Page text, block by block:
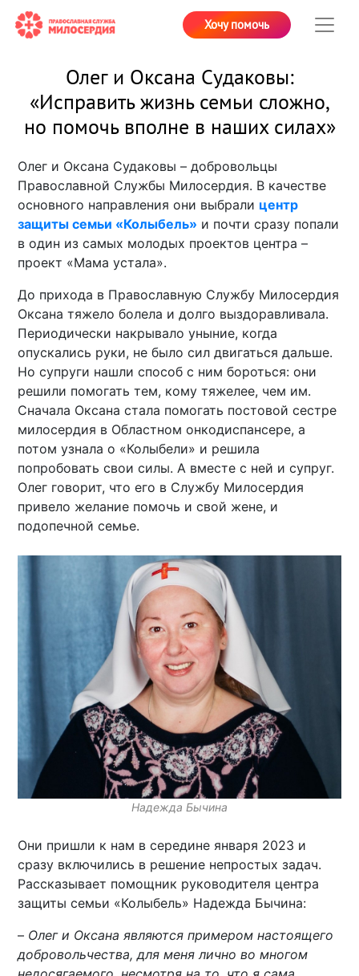
Хочу помочь
Олег и Оксана Судаковы:
«Исправить жизнь семьи сложно,
но помочь вполне в наших силах»
Олег и Оксана Судаковы – добровольцы
Православной Службы Милосердия. В качестве
основного направления они выбрали центр
защиты семьи «Колыбель» и почти сразу попали
в один из самых молодых проектов центра –
проект «Мама устала».
До прихода в Православную Службу Милосердия
Оксана тяжело болела и долго выздоравливала.
Периодически накрывало уныние, когда
опускались руки, не было сил двигаться дальше.
Но супруги нашли способ с ним бороться: они
решили помогать тем, кому тяжелее, чем им.
Сначала Оксана стала помогать постовой сестре
милосердия в Областном онкодиспансере, а
потом узнала о «Колыбели» и решила
попробовать свои силы. А вместе с ней и супруг.
Олег говорит, что его в Службу Милосердия
привело желание помочь и свой жене, и
подопечной семье.
Надежда Бычина
Они пришли к нам в середине января 2023 и
сразу включились в решение непростых задач.
Рассказывает помощник руководителя центра
защиты семьи «Колыбель» Надежда Бычина:
– Олег и Оксана являются примером настоящего
добровольчества, для меня лично во многом